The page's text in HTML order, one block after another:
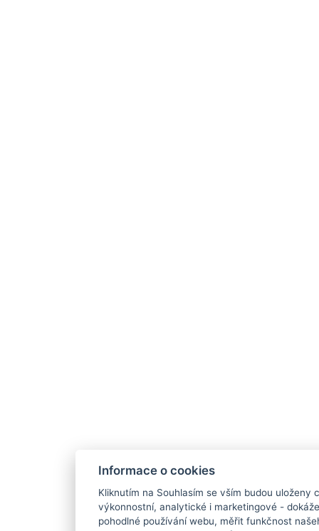
Informace o cookies
Kliknutím na Souhlasím se vším budou uloženy
výkonnostní, analytické i marketingové -
pohodlné používání webu, měřit funkčnost